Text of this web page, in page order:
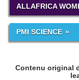
ALLAFRICA
PMI SCIENCE
Contenu original